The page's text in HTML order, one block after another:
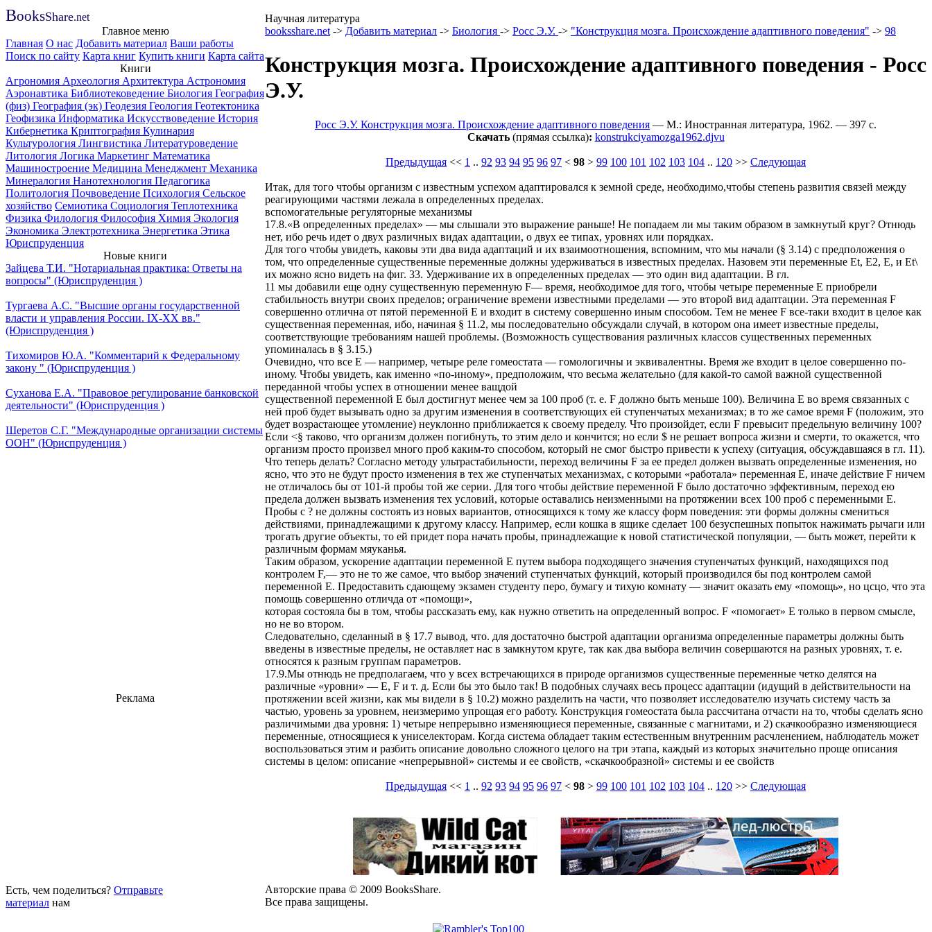
BooksShare.net
Научная литература
Главное меню
Главная О нас Добавить материал Ваши работы
Поиск по сайту Карта книг Купить книги Карта сайта
Книги
Агрономия Археология Архитектура Астрономия
Аэронавтика Библиотековедение Биология География
(физ) География (эк) Геодезия Геология Геотектоника
Геофизика Информатика Искусствоведение История
Кибернетика Криптография Кулинария
Культурология Лингвистика Литературоведение
Литология Логика Маркетинг Математика
Машиностроение Медицина Менеджмент Механика
Минералогия Нанотехнология Педагогика
Политология Почвоведение Психология Сельское
хозяйство Семиотика Социология Теплотехника
Физика Филология Философия Химия Экология
Экономика Электротехника Энергетика Этика
Юриспруденция
Новые книги
Зайцева Т.И. "Нотариальная практика: Ответы на
вопросы" (Юриспруденция )
Тургаева А.С. "Высшие органы государственной
власти и управления России. IХ-ХХ вв."
(Юриспруденция )
Тихомиров Ю.А. "Комментарий к Федеральному
закону " (Юриспруденция )
Суханова Е.А. "Правовое регулирование банковской
деятельности" (Юриспруденция )
Шеретов С.Г. "Международные организации системы
ООН" (Юриспруденция )
booksshare.net -> Добавить материал -> Биология -> Росс Э.У. -> "Конструкция мозга. Происхождение адаптивного поведения" -> 98
Конструкция мозга. Происхождение адаптивного поведения - Росс
Э.У.
Росс Э.У. Конструкция мозга. Происхождение адаптивного поведения — М.: Иностранная литература, 1962. — 397 c.
Скачать(прямая ссылка): konstrukciyamozga1962.djvu
Предыдущая << 1 .. 92 93 94 95 96 97 < 98 > 99 100 101 102 103 104 .. 120 >> Следующая
Итак, для того чтобы организм с известным успехом адаптировался к земной среде, необходимо,чтобы степень развития связей между
реагирующими частями лежала в определенных пределах.
вспомогательные регуляторные механизмы
17.8.«В определенных пределах» — мы слышали это выражение раньше! Не попадаем ли мы таким образом в замкнутый круг? Отнюдь
нет, ибо речь идет о двух различных видах адаптации, о двух ее типах, уровнях или порядках.
Для того чтобы увидеть, каковы эти два вида адаптаций и их взаимоотношения, вспомним, что мы начали (§ 3.14) с предположения о
том, что определенные существенные переменные должны удерживаться в известных пределах. Назовем эти переменные Et, Е2, Е, и Et\
их можно ясно видеть на фиг. 33. Удерживание их в определенных пределах — это один вид адаптации. В гл.
11 мы добавили еще одну существенную переменную F— время, необходимое для того, чтобы четыре переменные Е приобрели
стабильность внутри своих пределов; ограничение времени известными пределами — это второй вид адаптации. Эта переменная F
совершенно отлична от пятой переменной Е и входит в систему совершенно иным способом. Тем не менее F все-таки входит в целое как
существенная переменная, ибо, начиная § 11.2, мы последовательно обсуждали случай, в котором она имеет известные пределы,
соответствующие требованиям нашей проблемы. (Возможность существования различных классов существенных переменных
упоминалась в § 3.15.)
Очевидно, что все Е — например, четыре реле гомеостата — гомологичны и эквивалентны. Время же входит в целое совершенно по-
иному. Чтобы увидеть, как именно «по-иному», предположим, что весьма желательно (для какой-то самой важной существенной
переданной чтобы успех в отношении менее ващдой
существенной переменной Е был достигнут менее чем за 100 проб (т. е. F должно быть меньше 100). Величина Е во время связанных с
ней проб будет вызывать одно за другим изменения в соответствующих ей ступенчатых механизмах; в то же самое время F (положим, это
будет возрастающее утомление) неуклонно приближается к своему пределу. Что произойдет, если F превысит предельную величину 100?
Если <§ таково, что организм должен погибнуть, то этим дело и кончится; но если $ не решает вопроса жизни и смерти, то окажется, что
организм просто произвел много проб каким-то способом, который не смог быстро привести к успеху (ситуация, обсуждавшаяся в гл. 11).
Что теперь делать? Согласно методу ультрастабильности, переход величины F за ее предел должен вызвать определенные изменения, но
ясно, что это не будут просто изменения в тех же ступенчатых механизмах, с которыми «работала» переменная Е, иначе действие F ничем
не отличалось бы от 101-й пробы той же серии. Для того чтобы действие переменной F было достаточно эффективным, переход ею
предела должен вызвать изменения тех условий, которые оставались неизменными на протяжении всех 100 проб с переменными Е.
Пробы с ? не должны состоять из новых вариантов, относящихся к тому же классу форм поведения: эти формы должны смениться
действиями, принадлежащими к другому классу. Например, если кошка в ящике сделает 100 безуспешных попыток нажимать рычаги или
трогать другие объекты, то ей придет пора начать пробы, принадлежащие к новой статистической популяции, — быть может, перейти к
различным формам мяуканья.
Таким образом, ускорение адаптации переменной Е путем выбора подходящего значения ступенчатых функций, находящихся под
контролем F,— это не то же самое, что выбор значений ступенчатых функций, который производился бы под контролем самой
переменной Е. Предоставить сдающему экзамен студенту перо, бумагу и тихую комнату — значит оказать ему «помощь», но цсцо, что эта
помощь совершенно отличда от «помощи»,
которая состояла бы в том, чтобы рассказать ему, как нужно ответить на определенный вопрос. F «помогает» Е только в первом смысле,
но не во втором.
Следовательно, сделанный в § 17.7 вывод, что. для достаточно быстрой адаптации организма определенные параметры должны быть
введены в известные пределы, не оставляет нас в замкнутом круге, так как два выбора величин совершаются на разных уровнях, т. е.
относятся к разным группам параметров.
17.9.Мы отнюдь не предполагаем, что у всех встречающихся в природе организмов существенные переменные четко делятся на
различные «уровни» — Е, F и т. д. Если бы это было так! В подобных случаях весь процесс адаптации (идущий в действительности на
протяжении всей жизни, как мы видели в § 10.2) можно разделить на части, что позволяет исследователю изучать систему часть за
частью, уровень за уровнем, неизмеримо упрощая его работу. Конструкция гомеостата была рассчитана отчасти на то, чтобы сделать ясно
различимыми два уровня: 1) четыре непрерывно изменяющиеся переменные, связанные с магнитами, и 2) скачкообразно изменяющиеся
переменные, относящиеся к униселекторам. Когда система обладает таким естественным внутренним расчленением, наблюдатель может
воспользоваться этим и разбить описание довольно сложного целого на три этапа, каждый из которых значительно проще описания
системы в целом: описание «непрерывной» системы и ее свойств, «скачкообразной» системы и ее свойств
Предыдущая << 1 .. 92 93 94 95 96 97 < 98 > 99 100 101 102 103 104 .. 120 >> Следующая
Реклама
Есть, чем поделиться? Отправьте
материал нам
Авторские права © 2009 BooksShare.
Все права защищены.